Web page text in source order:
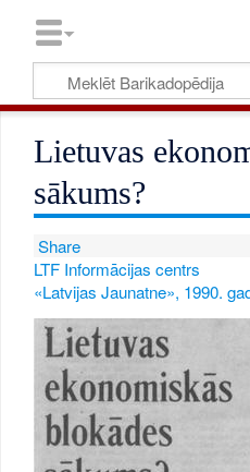
Lietuvas
sākums?
Share
LTF Informācijas centrs
«Latvijas Jaunatne», 1990.